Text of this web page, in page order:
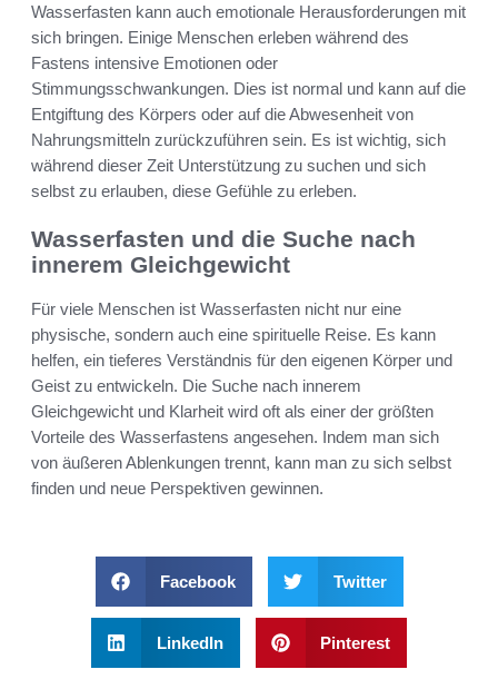
Wasserfasten kann auch emotionale Herausforderungen mit
sich bringen. Einige Menschen erleben während des
Fastens intensive Emotionen oder
Stimmungsschwankungen. Dies ist normal und kann auf die
Entgiftung des Körpers oder auf die Abwesenheit von
Nahrungsmitteln zurückzuführen sein. Es ist wichtig, sich
während dieser Zeit Unterstützung zu suchen und sich
selbst zu erlauben, diese Gefühle zu erleben.
Wasserfasten und die Suche nach
innerem Gleichgewicht
Für viele Menschen ist Wasserfasten nicht nur eine
physische, sondern auch eine spirituelle Reise. Es kann
helfen, ein tieferes Verständnis für den eigenen Körper und
Geist zu entwickeln. Die Suche nach innerem
Gleichgewicht und Klarheit wird oft als einer der größten
Vorteile des Wasserfastens angesehen. Indem man sich
von äußeren Ablenkungen trennt, kann man zu sich selbst
finden und neue Perspektiven gewinnen.
Facebook Twitter
LinkedIn Pinterest